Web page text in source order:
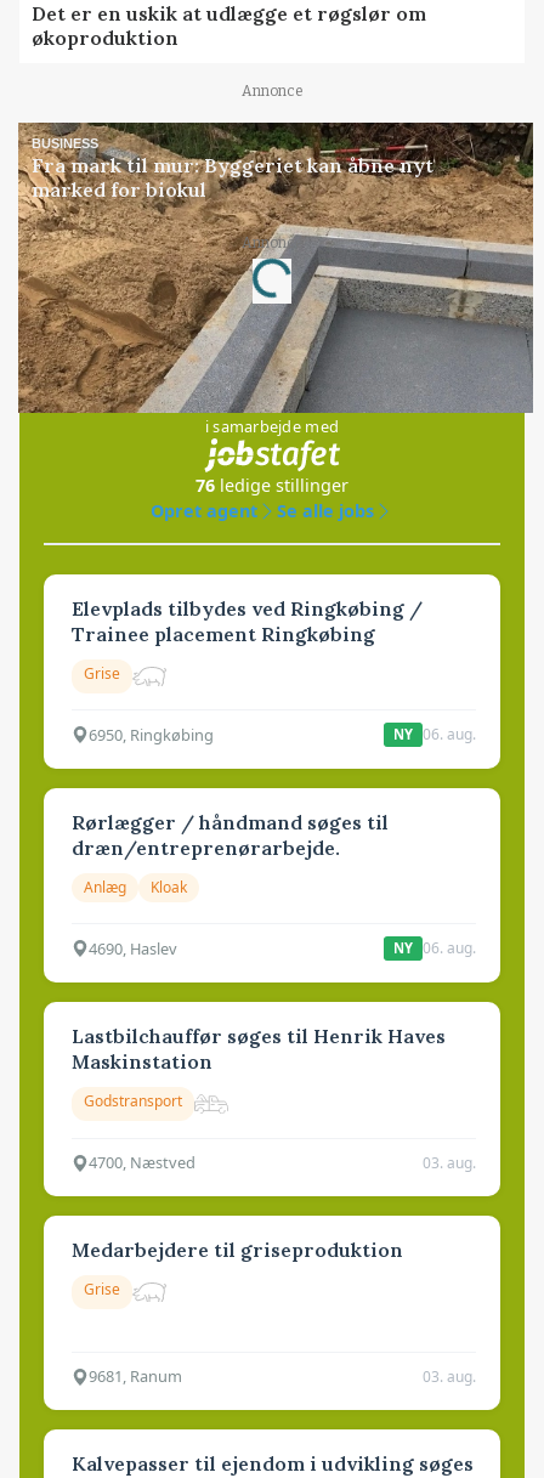
Det er en uskik at udlægge et røgslør om
økoproduktion
Annonce
BUSINESS
Fra mark til mur: Byggeriet kan åbne nyt
marked for biokul
Annonce
Loading...
Jobs
i samarbejde med
76 ledige stillinger
Opret agent
Se alle jobs
Elevplads tilbydes ved Ringkøbing /
Trainee placement Ringkøbing
Grise
6950, Ringkøbing NY 06. aug.
Rørlægger / håndmand søges til
dræn/entreprenørarbejde.
Anlæg Kloak
4690, Haslev NY 06. aug.
Lastbilchauffør søges til Henrik Haves
Maskinstation
Godstransport
4700, Næstved 03. aug.
Medarbejdere til griseproduktion
Grise
9681, Ranum 03. aug.
Kalvepasser til ejendom i udvikling søges